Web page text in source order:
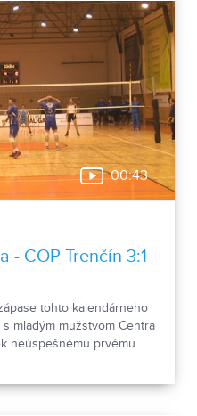
00:43
- COP Trenčín 3:1
tohto kalendárneho
mladým mužstvom Centra
neúspešnému prvému